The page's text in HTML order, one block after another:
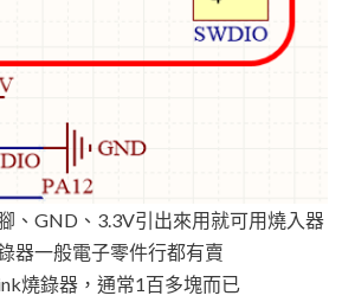
、GND、3.3V引出來用就可用燒入器
器一般電子零件行都有賣
燒錄器，通常1百多塊而已